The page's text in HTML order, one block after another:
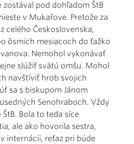
zostával pod dohľadom ŠtB
v Mukařove. Pretože za
celého Československa,
ôsmich mesiacoch do ťažko
Nemohol vykonávať
slúžiť svätú omšu. Mohol
navštíviť hrob svojich
sa s biskupom Jánom
Senohraboch. Vždy
Bola to teda síce
ale ako hovorila sestra,
internácii, reťaz pri búde